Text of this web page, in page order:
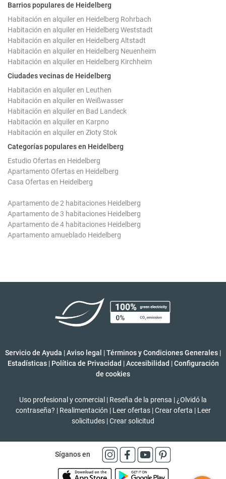
Barrios populares de Heidelberg
Habitación en alquiler en Heidelberg Rohrbach
Habitación en alquiler en Heidelberg Weststadt
Habitación en alquiler en Heidelberg Altstadt
Habitación en alquiler en Heidelberg Neuenheim
Habitación en alquiler en Heidelberg Kirchheim
Ciudades vecinas de Heidelberg
Habitación en alquiler en Leuthen
Habitación en alquiler en Weißwasser
Habitación en alquiler en Bad Landeck
Habitación en alquiler en Karpno
Habitación en alquiler en Złoty Stok
Categorías populares en Heidelberg
Estudio Ofertas en Heidelberg
Apartamento Ofertas en Heidelberg
Casa Ofertas en Heidelberg
Apartamento de 2 habitaciones Heidelberg
Apartamento de 3 habitaciones Heidelberg
Apartamento de 4 habitaciones Heidelberg
Apartamento amueblado Heidelberg
Servicio de Ayuda |Aviso legal |Términos y Condiciones Generales |
Estadísticas | Política de Privacidad | Accesibilidad | Configuración
de cookies
Uso profesional y comercial | Reseña de la prensa |¿Olvidó la
contraseña? | Realimentación | Leer ofertas | Crear oferta | Leer
solicitudes |Crear solicitud
Síganos en